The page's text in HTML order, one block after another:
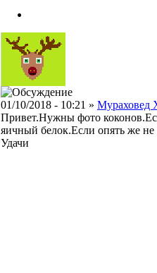
01/10/2018 - 10:21 » Мураховед
Привет.Нужны фото
яичный белок.Если опять же не
Удачи